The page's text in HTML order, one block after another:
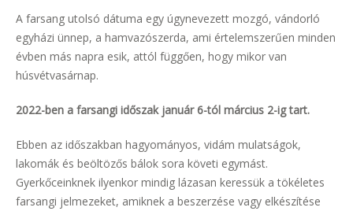
A farsang utolsó dátuma egy úgynevezett mozgó, vándorló
egyházi ünnep, a hamvazószerda, ami értelemszerűen minden
évben más napra esik, attól függően, hogy mikor van
húsvétvasárnap.
2022-ben a farsangi időszak január 6-tól március 2-ig tart.
Ebben az időszakban hagyományos, vidám mulatságok,
lakomák és beöltözős bálok sora követi egymást.
Gyerkőceinknek ilyenkor mindig lázasan keressük a tökéletes
farsangi jelmezeket, amiknek a beszerzése vagy elkészítése